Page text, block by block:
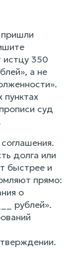
истцу 350
а не
суд
долга или
быстрее и
прямо:
о
рублей».